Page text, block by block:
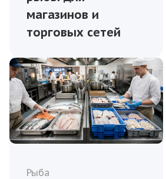
магазинов и
торговых сетей
Рыба